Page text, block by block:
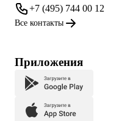
+7 (495) 744 00 12
Все контакты
Приложения